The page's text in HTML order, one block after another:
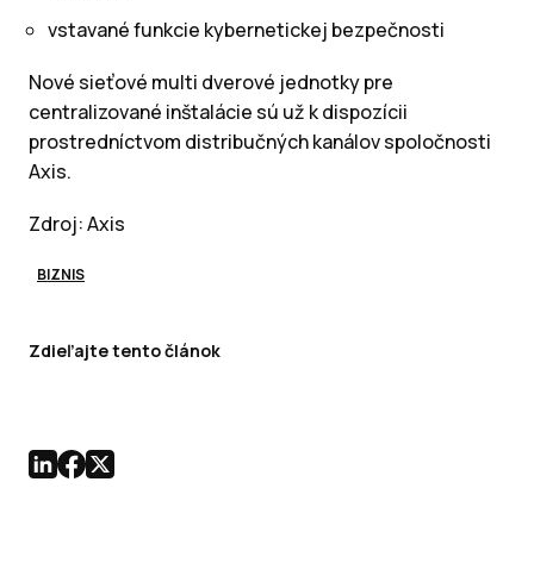
vstavané funkcie kybernetickej bezpečnosti
Nové sieťové multi dverové jednotky pre
centralizované inštalácie sú už k dispozícii
prostredníctvom distribučných kanálov spoločnosti
Axis.
Zdroj: Axis
BIZNIS
Zdieľajte tento článok